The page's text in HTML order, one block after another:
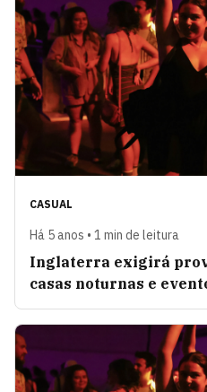
CASUAL
Há 5 anos • 1 min de leitura
Inglaterra exigirá
casas noturnas e